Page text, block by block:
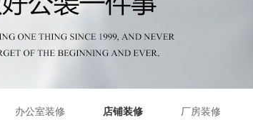
办公室装修 店铺装修 厂房装修